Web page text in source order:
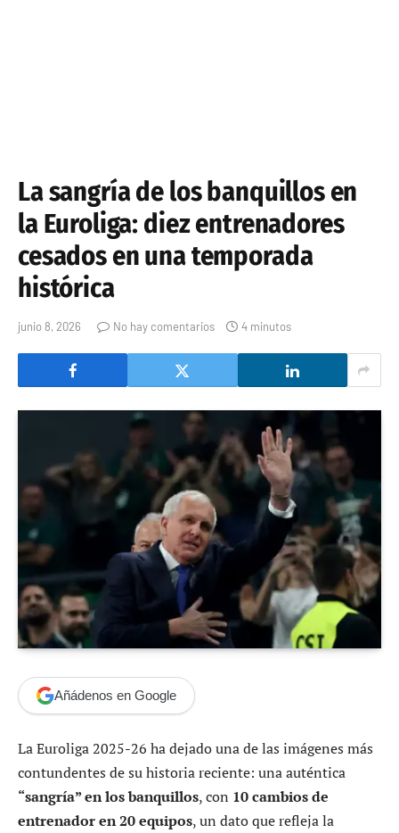
La sangría de los banquillos en
la Euroliga: diez entrenadores
cesados en una temporada
histórica
junio 8, 2026 No hay comentarios 4 minutos
Añádenos en Google
La Euroliga 2025-26 ha dejado una de las imágenes más
contundentes de su historia reciente: una auténtica
“sangría” en los banquillos, con 10 cambios de
entrenador en 20 equipos, un dato que refleja la